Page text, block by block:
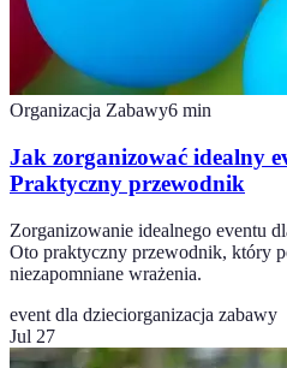
Organizacja Zabawy6 min
Jak zorganizować idealny
Praktyczny przewodnik
Zorganizowanie idealnego eventu
Oto praktyczny przewodnik, który
niezapomniane wrażenia.
event dla dzieciorganizacja zabawy
Jul 27